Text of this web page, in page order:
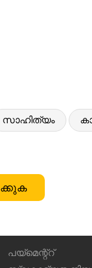
സാഹിത്യം
പയ്മെന്റ്റ്